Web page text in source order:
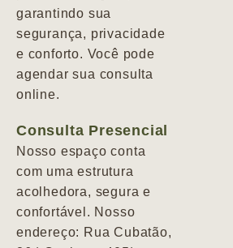
garantindo sua
segurança, privacidade
e conforto. Você pode
agendar sua consulta
online.
Consulta Presencial
Nosso espaço conta
com uma estrutura
acolhedora, segura e
confortável. Nosso
endereço: Rua Cubatão,